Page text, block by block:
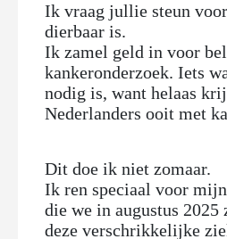
Ik vraag jullie steun
dierbaar is.
Ik zamel geld in voor
kankeronderzoek. Iets
nodig is, want helaas
Nederlanders ooit met
Dit doe ik niet zomaar.
Ik ren speciaal voor
die we in augustus 2025
deze verschrikkelijke